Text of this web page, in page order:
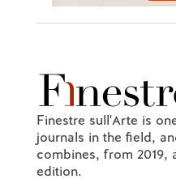
Finestre sull'Arte is
journals in the field,
combines, from 2019,
edition.